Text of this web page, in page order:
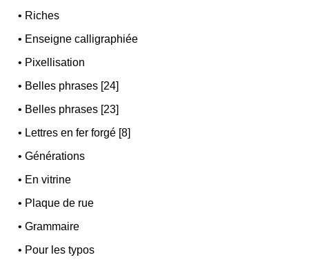
• Riches
• Enseigne calligraphiée
• Pixellisation
• Belles phrases [24]
• Belles phrases [23]
• Lettres en fer forgé [8]
•Générations
• En vitrine
• Plaque de rue
•Grammaire
• Pour les typos